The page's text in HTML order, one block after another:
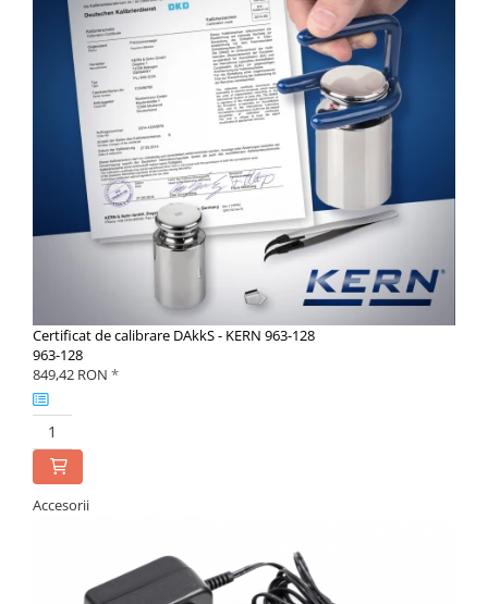
Certificat de calibrare DAkkS - KERN 963-128
963-128
849,42 RON *
Accesorii